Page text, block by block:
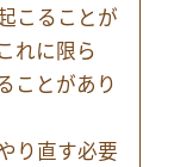
こることが
れに限ら
ことがあり
り直す必要